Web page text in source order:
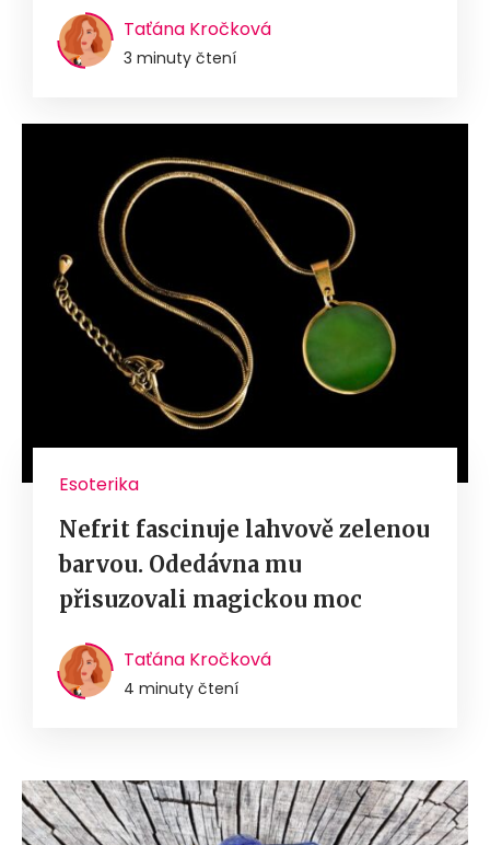
Taťána Kročková
3 minuty čtení
Esoterika
Nefrit fascinuje lahvově zelenou
barvou. Odedávna mu
přisuzovali magickou moc
Taťána Kročková
4 minuty čtení